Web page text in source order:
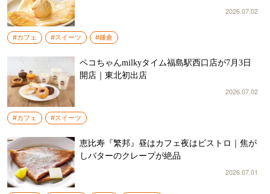
2026.07.02
#カフェ #スイーツ #鎌倉
ペコちゃんmilkyタイム福島駅西口店が7月3日
開店｜東北初出店
2026.07.02
#カフェ #スイーツ
恵比寿『繁邦』昼はカフェ夜はビストロ｜焦が
しバターのクレープが絶品
2026.07.01